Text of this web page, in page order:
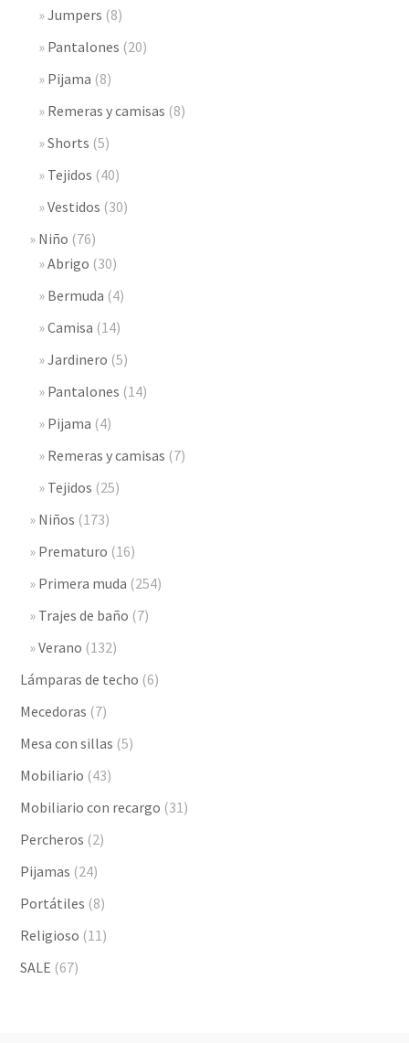
Jumpers (8)
Pantalones (20)
Pijama (8)
Remeras y camisas (8)
Shorts (5)
Tejidos (40)
Vestidos (30)
Niño (76)
Abrigo (30)
Bermuda (4)
Camisa (14)
Jardinero (5)
Pantalones (14)
Pijama (4)
Remeras y camisas (7)
Tejidos (25)
Niños (173)
Prematuro (16)
Primera muda (254)
Trajes de baño (7)
Verano (132)
Lámparas de techo (6)
Mecedoras (7)
Mesa con sillas (5)
Mobiliario (43)
Mobiliario con recargo (31)
Percheros (2)
Pijamas (24)
Portátiles (8)
Religioso (11)
SALE (67)